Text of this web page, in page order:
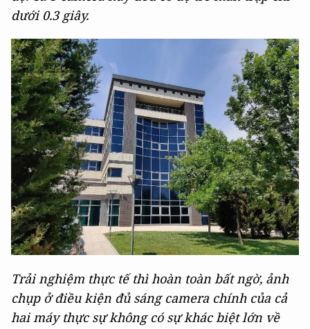
dưới 0.3 giây.
Trải nghiệm thực tế thì hoàn toàn bất ngờ, ảnh
chụp ở điều kiện đủ sáng camera chính của cả
hai máy thực sự không có sự khác biệt lớn về